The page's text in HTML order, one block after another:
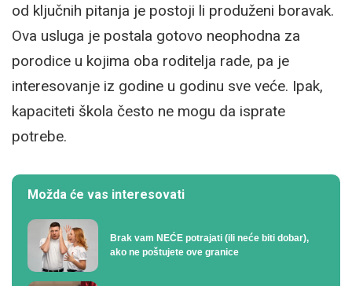
od ključnih pitanja je postoji li produženi boravak.
Ova usluga je postala gotovo neophodna za
porodice u kojima oba roditelja rade, pa je
interesovanje iz godine u godinu sve veće. Ipak,
kapaciteti škola često ne mogu da isprate
potrebe.
Možda će vas interesovati
Brak vam NEĆE potrajati (ili neće biti dobar),
ako ne poštujete ove granice